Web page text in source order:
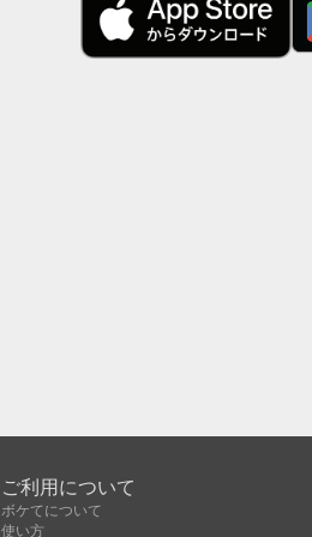
ご利用について
ボケてについて
使い方